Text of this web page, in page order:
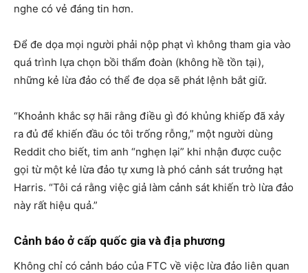
nghe có vẻ đáng tin hơn.
Để đe dọa mọi người phải nộp phạt vì không tham gia vào
quá trình lựa chọn bồi thẩm đoàn (không hề tồn tại),
những kẻ lừa đảo có thể đe dọa sẽ phát lệnh bắt giữ.
“Khoảnh khắc sợ hãi rằng điều gì đó khủng khiếp đã xảy
ra đủ để khiến đầu óc tôi trống rỗng,” một người dùng
Reddit cho biết, tim anh “nghẹn lại” khi nhận được cuộc
gọi từ một kẻ lừa đảo tự xưng là phó cảnh sát trưởng hạt
Harris. “Tôi cá rằng việc giả làm cảnh sát khiến trò lừa đảo
này rất hiệu quả.”
Cảnh báo ở cấp quốc gia và địa phương
Không chỉ có cảnh báo của FTC về việc lừa đảo liên quan